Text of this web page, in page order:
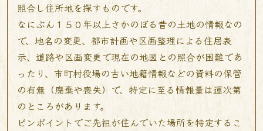
照合し住所地を探すものです。
なにぶん１５０年以上さかのぼる昔の土地の情報なの
で、地名の変更、都市計画や区画整理による住居表
示、道路や区画変更で現在の地図との照合が困難であ
ったり、市町村役場の古い地籍情報などの資料の保管
の有無（廃棄や喪失）で、特定に至る情報量は運次第
のところがあります。
ピンポイントでご先祖が住んでいた場所を特定するこ